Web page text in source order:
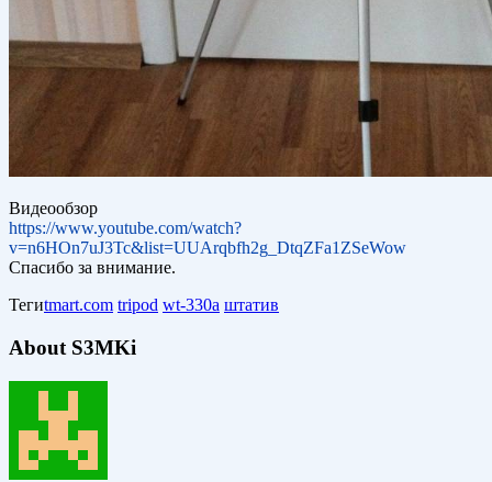
Видеообзор
https://www.youtube.com/watch?
v=n6HOn7uJ3Tc&list=UUArqbfh2g_DtqZFa1ZSeWow
Спасибо за внимание.
Тегиtmart.com tripod wt-330a штатив
About S3MKi